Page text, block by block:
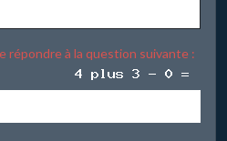
répondre à la question suivante :